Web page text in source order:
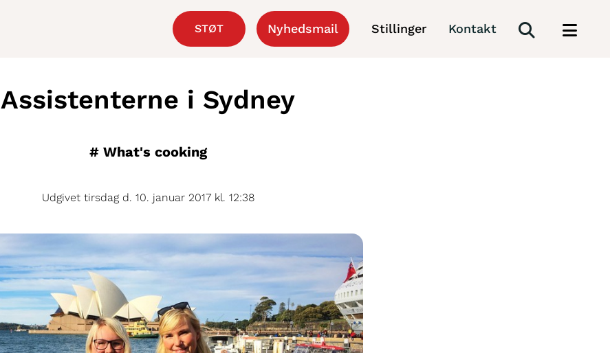
Kontakt
Stillinger
Nyhedsmail
STØT
Assistenterne i Sydney
# What's cooking
Udgivet tirsdag d. 10. januar 2017 kl. 12:38